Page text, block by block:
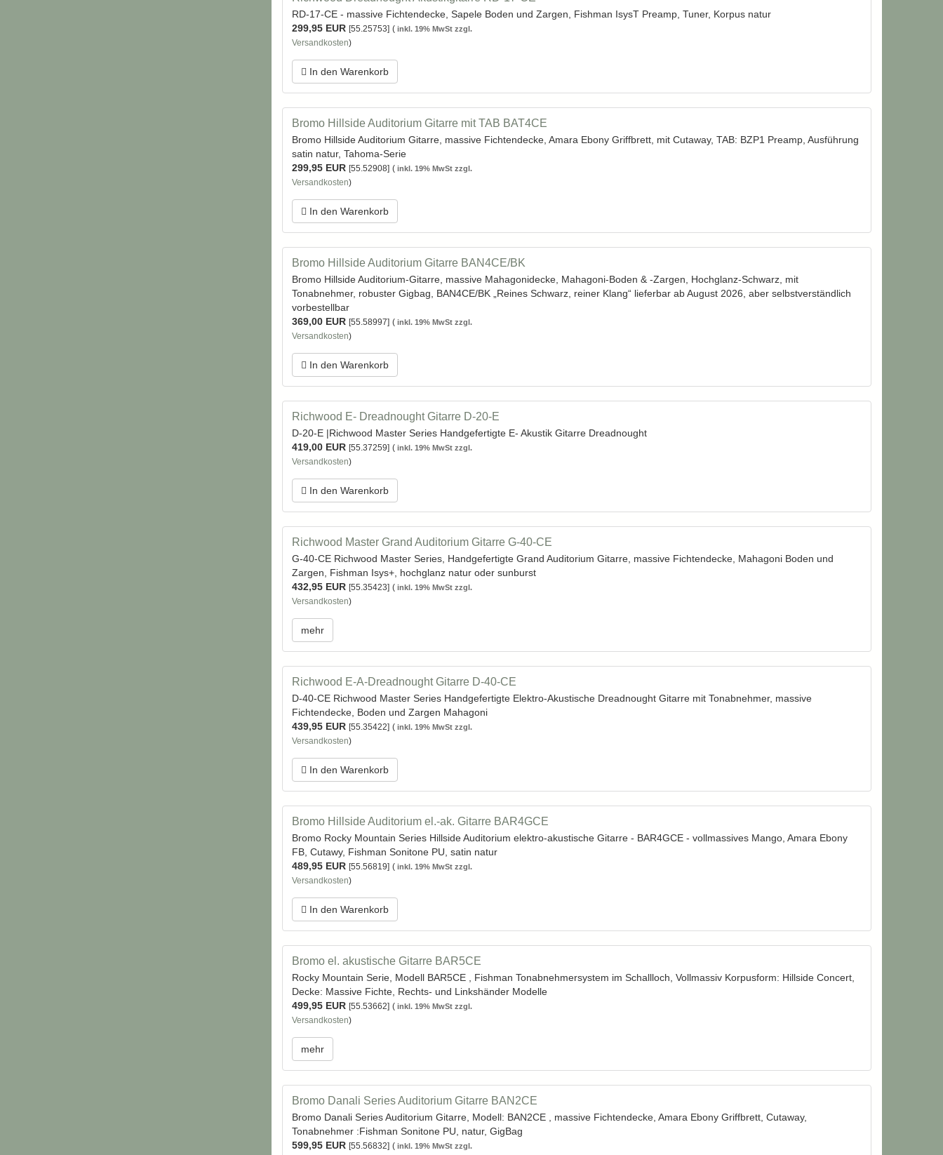
RD-17-CE - massive Fichtendecke, Sapele Boden und Zargen, Fishman IsysT Preamp, Tuner, Korpus natur
299,95 EUR [55.25753] ( inkl. 19% MwSt zzgl.
Versandkosten)
In den Warenkorb
Bromo Hillside Auditorium Gitarre mit TAB BAT4CE
Bromo Hillside Auditorium Gitarre, massive Fichtendecke, Amara Ebony Griffbrett, mit Cutaway, TAB: BZP1 Preamp, Ausführung
satin natur, Tahoma-Serie
299,95 EUR [55.52908] ( inkl. 19% MwSt zzgl.
Versandkosten)
In den Warenkorb
Bromo Hillside Auditorium Gitarre BAN4CE/BK
Bromo Hillside Auditorium-Gitarre, massive Mahagonidecke, Mahagoni-Boden & -Zargen, Hochglanz-Schwarz, mit
Tonabnehmer, robuster Gigbag, BAN4CE/BK „Reines Schwarz, reiner Klang“ lieferbar ab August 2026, aber selbstverständlich
vorbestellbar
369,00 EUR [55.58997] ( inkl. 19% MwSt zzgl.
Versandkosten)
In den Warenkorb
Richwood E- Dreadnought Gitarre D-20-E
D-20-E |Richwood Master Series Handgefertigte E- Akustik Gitarre Dreadnought
419,00 EUR [55.37259] ( inkl. 19% MwSt zzgl.
Versandkosten)
In den Warenkorb
Richwood Master Grand Auditorium Gitarre G-40-CE
G-40-CE Richwood Master Series, Handgefertigte Grand Auditorium Gitarre, massive Fichtendecke, Mahagoni Boden und
Zargen, Fishman Isys+, hochglanz natur oder sunburst
432,95 EUR [55.35423] ( inkl. 19% MwSt zzgl.
Versandkosten)
mehr
Richwood E-A-Dreadnought Gitarre D-40-CE
D-40-CE Richwood Master Series Handgefertigte Elektro-Akustische Dreadnought Gitarre mit Tonabnehmer, massive
Fichtendecke, Boden und Zargen Mahagoni
439,95 EUR [55.35422] ( inkl. 19% MwSt zzgl.
Versandkosten)
In den Warenkorb
Bromo Hillside Auditorium el.-ak. Gitarre BAR4GCE
Bromo Rocky Mountain Series Hillside Auditorium elektro-akustische Gitarre - BAR4GCE - vollmassives Mango, Amara Ebony
FB, Cutawy, Fishman Sonitone PU, satin natur
489,95 EUR [55.56819] ( inkl. 19% MwSt zzgl.
Versandkosten)
In den Warenkorb
Bromo el. akustische Gitarre BAR5CE
Rocky Mountain Serie, Modell BAR5CE , Fishman Tonabnehmersystem im Schallloch, Vollmassiv Korpusform: Hillside Concert,
Decke: Massive Fichte, Rechts- und Linkshänder Modelle
499,95 EUR [55.53662] ( inkl. 19% MwSt zzgl.
Versandkosten)
mehr
Bromo Danali Series Auditorium Gitarre BAN2CE
Bromo Danali Series Auditorium Gitarre, Modell: BAN2CE , massive Fichtendecke, Amara Ebony Griffbrett, Cutaway,
Tonabnehmer :Fishman Sonitone PU, natur, GigBag
599,95 EUR [55.56832] ( inkl. 19% MwSt zzgl.